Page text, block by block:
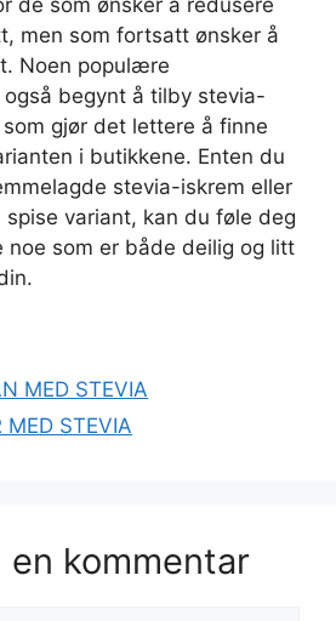
men som fortsatt ønsker å
Noen populære
også begynt å tilby stevia-
gjør det lettere å finne
i butikkene. Enten du
stevia-iskrem eller
spise variant, kan du føle deg
noe som er både deilig og litt
MED STEVIA
MED STEVIA
en kommentar